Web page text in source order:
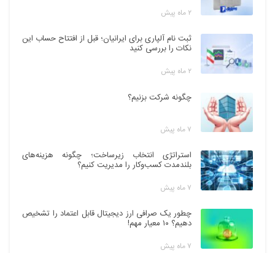
۲ ماه پیش
ثبت نام آلپاری برای ایرانیان؛ قبل از افتتاح حساب این
نکات را بررسی کنید
۲ ماه پیش
چگونه شرکت بزنیم؟
۷ ماه پیش
استراتژی انتخاب زیرساخت؛ چگونه هزینه‌های
بلندمدت کسب‌وکار را مدیریت کنیم؟
۷ ماه پیش
چطور یک صرافی ارز دیجیتال قابل اعتماد را تشخیص
دهیم؟ ۱۰ معیار مهم!
۷ ماه پیش